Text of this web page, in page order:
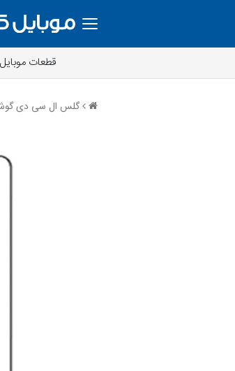
قطعات موبایل
گلس ال سی دی